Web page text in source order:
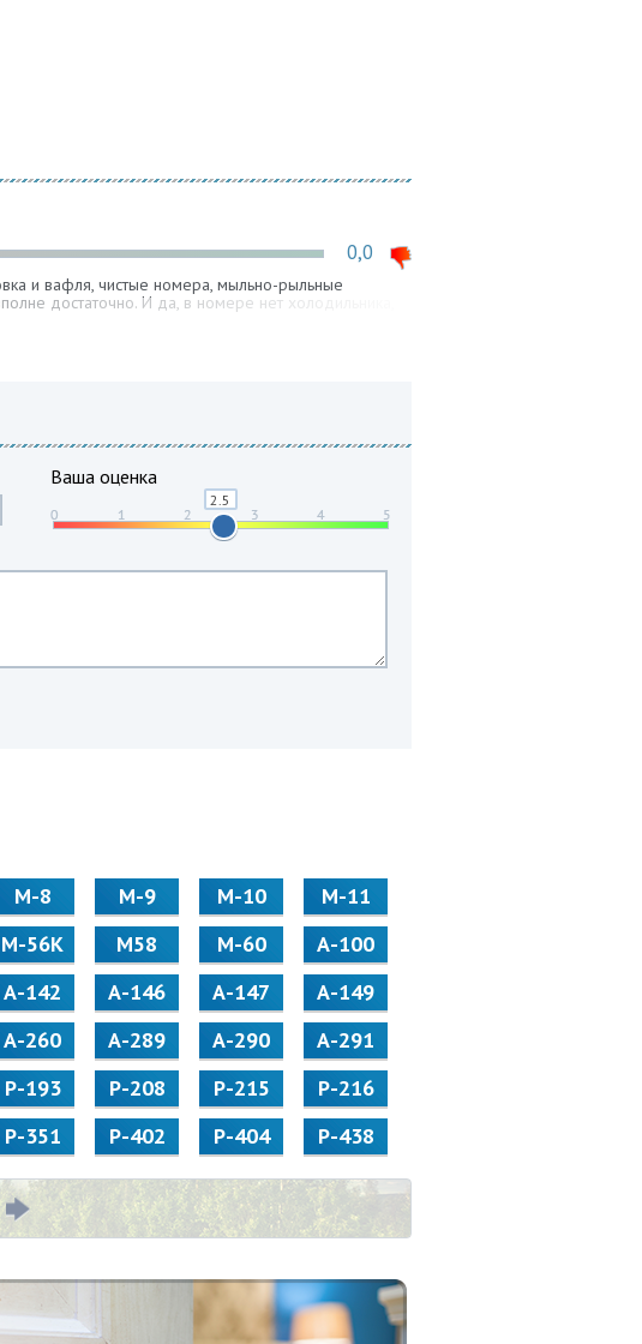
0,0
и вафля, чистые номера, мыльно-рыльные
достаточно. И да, в номере нет холодильника,
Ваша оценка
М-8 М-9 М-10
М-11
M-56K М58 M-60
А-100
А-142 А-146 А-147
А-149
А-260 А-289 А-290
А-291
Р-193 Р-208 Р-215
Р-216
Р-351 Р-402 Р-404 Р-438